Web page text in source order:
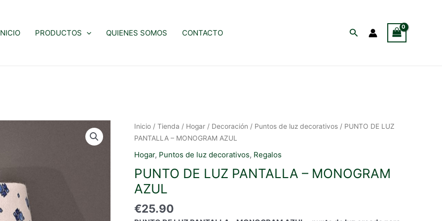
PRODUCTOS QUIENES SOMOS CONTACTO Buscar
Inicio / Tienda / Hogar / Decoración / Puntos de luz decorativos / PUNTO DE LUZ
PANTALLA – MONOGRAM AZUL
Hogar, Puntos de luz decorativos, Regalos
PUNTO DE LUZ PANTALLA – MONOGRAM
AZUL
€25.90